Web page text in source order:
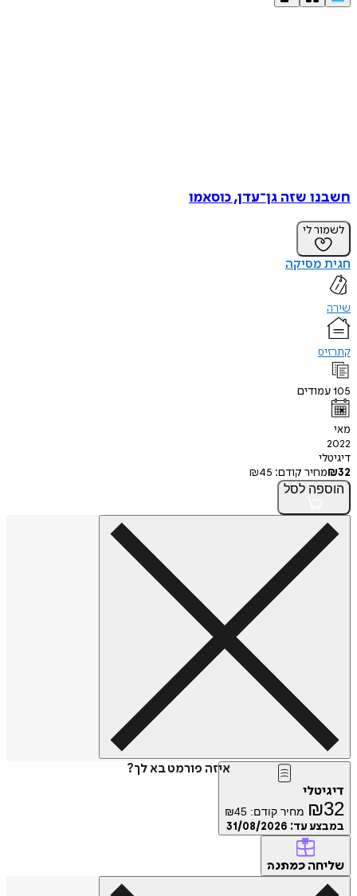
חשבנו שזה גן־עדן, כוסאמו
לשמור לי
חגית מסיקה
שירה
קתרזיס
105עמודים
מאי
2022
דיגיטלי
₪32 מחיר קודם: ₪45
הוספה לסל
איזה פורמט בא לך?
דיגיטלי
₪32 מחיר קודם: ₪45
במבצע עד: 31/08/2026
שליחה כמתנה